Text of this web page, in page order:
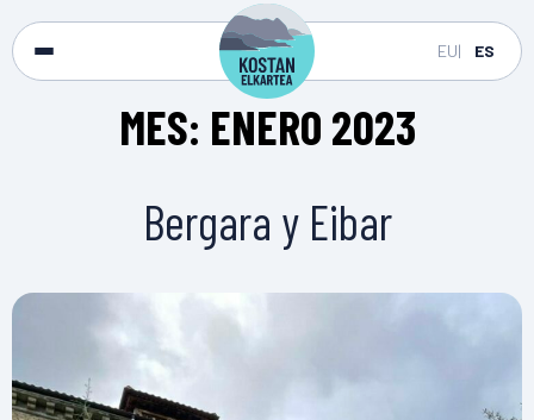
EU ES
MES: ENERO 2023
Bergara y Eibar